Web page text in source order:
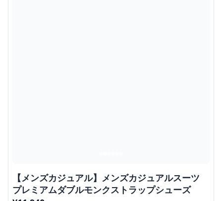
【メンズカジュアル】メンズカジュアルスーツ
プレミアムダブルモンクストラップシューズ